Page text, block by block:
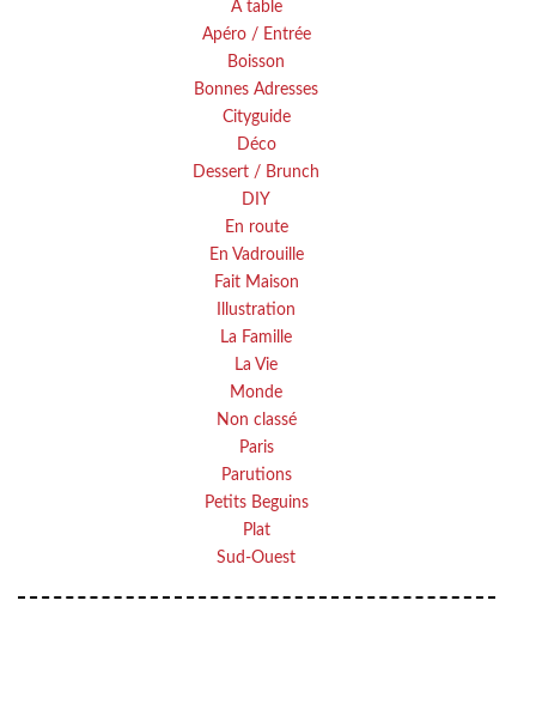
A table
Apéro / Entrée
Boisson
Bonnes Adresses
Cityguide
Déco
Dessert / Brunch
DIY
En route
En Vadrouille
Fait Maison
Illustration
La Famille
La Vie
Monde
Non classé
Paris
Parutions
Petits Beguins
Plat
Sud-Ouest